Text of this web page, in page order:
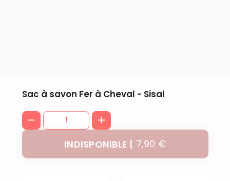
Sac à savon Fer à Cheval - Sisal
7,90 €
INDISPONIBLE